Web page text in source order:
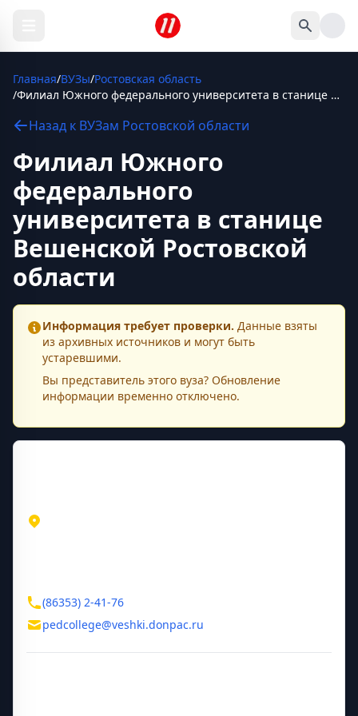
Главная/ВУЗы/Ростовская область
/
Филиал Южного федерального университета в станице Вешенской Ростовской области
Назад к ВУЗам Ростовской области
Филиал Южного
федерального
университета в станице
Вешенской Ростовской
области
Информация требует проверки. Данные взяты
из архивных источников и могут быть
устаревшими.
Вы представитель этого вуза? Обновление
информации временно отключено.
(86353) 2-41-76
pedcollege@veshki.donpac.ru